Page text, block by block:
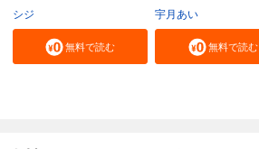
シジ
無料で読む
宇月あい
無料で読む